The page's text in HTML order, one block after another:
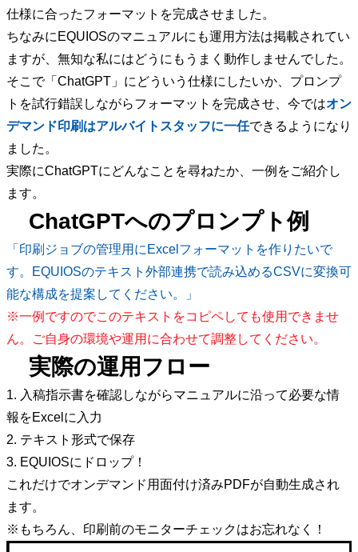
仕様に合ったフォーマットを完成させました。
ちなみにEQUIOSのマニュアルにも運用方法は掲載されてい
ますが、無知な私にはどうにもうまく動作しませんでした。
そこで「ChatGPT」にどういう仕様にしたいか、プロンプ
トを試行錯誤しながらフォーマットを完成させ、今ではオン
デマンド印刷はアルバイトスタッフに一任できるようになり
ました。
実際にChatGPTにどんなことを尋ねたか、一例をご紹介し
ます。
ChatGPTへのプロンプト例
「印刷ジョブの管理用にExcelフォーマットを作りたいで
す。EQUIOSのテキスト外部連携で読み込めるCSVに変換可
能な構成を提案してください。」
※一例ですのでこのテキストをコピペしても使用できませ
ん。ご自身の環境や運用に合わせて調整してください。
実際の運用フロー
1. 入稿指示書を確認しながらマニュアルに沿って必要な情
報をExcelに入力
2. テキスト形式で保存
3. EQUIOSにドロップ！
これだけでオンデマンド用面付け済みPDFが自動生成され
ます。
※もちろん、印刷前のモニターチェックはお忘れなく！